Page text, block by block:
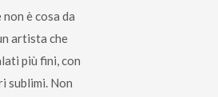
è cosa da
artista che
più fini, con
sublimi. Non